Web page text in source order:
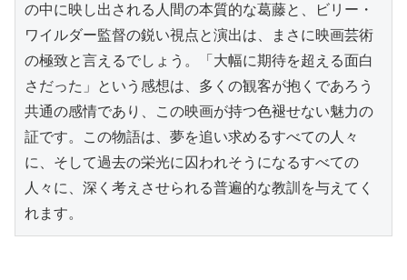
の中に映し出される人間の本質的な葛藤と、ビリー・
ワイルダー監督の鋭い視点と演出は、まさに映画芸術
の極致と言えるでしょう。「大幅に期待を超える面白
さだった」という感想は、多くの観客が抱くであろう
共通の感情であり、この映画が持つ色褪せない魅力の
証です。この物語は、夢を追い求めるすべての人々
に、そして過去の栄光に囚われそうになるすべての
人々に、深く考えさせられる普遍的な教訓を与えてく
れます。